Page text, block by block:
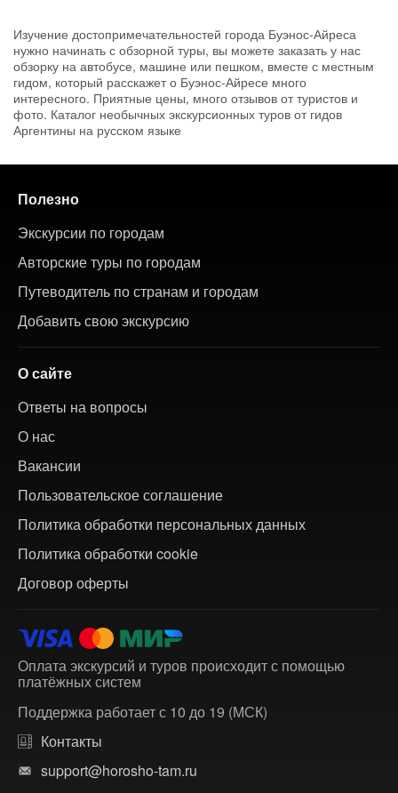
Изучение достопримечательностей города Буэнос-Айреса
нужно начинать с обзорной туры, вы можете заказать у нас
обзорку на автобусе, машине или пешком, вместе с местным
гидом, который расскажет о Буэнос-Айресе много
интересного. Приятные цены, много отзывов от туристов и
фото. Каталог необычных экскурсионных туров от гидов
Аргентины на русском языке
Полезно
Экскурсии по городам
Авторские туры по городам
Путеводитель по странам и городам
Добавить свою экскурсию
О сайте
Ответы на вопросы
О нас
Вакансии
Пользовательское соглашение
Политика обработки персональных данных
Политика обработки cookie
Договор оферты
Оплата экскурсий и туров происходит с помощью
платёжных систем
Поддержка работает с 10 до 19 (МСК)
Контакты
support@horosho-tam.ru